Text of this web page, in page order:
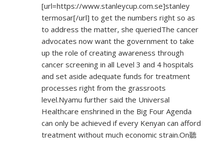
[url=https://www.stanleycup.com.se]stanley
termosar[/url] to get the numbers right so as
to address the matter, she queriedThe cancer
advocates now want the government to take
up the role of creating awareness through
cancer screening in all Level 3 and 4 hospitals
and set aside adequate funds for treatment
processes right from the grassroots
level.Nyamu further said the Universal
Healthcare enshrined in the Big Four Agenda
can only be achieved if every Kenyan can afford
treatment without much economic strain.On聽